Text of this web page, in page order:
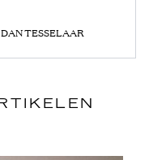
TESSELAAR